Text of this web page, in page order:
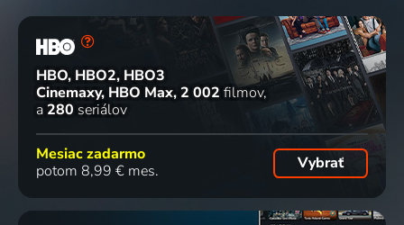
HBO, HBO2, HBO3
Cinemaxy, HBO Max 2 002 filmov
a 280 seriálov
Mesiac zadarmo
potom 8,99 € mes.
Vybrať